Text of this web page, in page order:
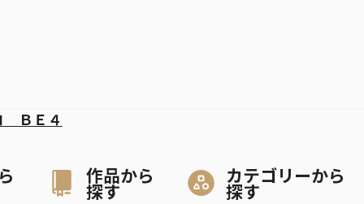
作品から
探す
カテゴリーから
探す
ＢＥ４